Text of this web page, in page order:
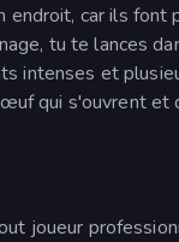
car ils
tu te lances
intenses et
qui s'ouvrent
joueur